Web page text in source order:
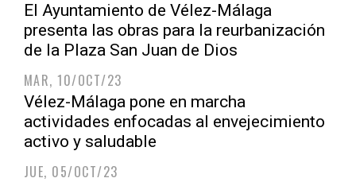
El Ayuntamiento de Vélez-Málaga
presenta las obras para la reurbanización
de la Plaza San Juan de Dios
MAR, 10/OCT/23
Vélez-Málaga pone en marcha
actividades enfocadas al envejecimiento
activo y saludable
JUE, 05/OCT/23